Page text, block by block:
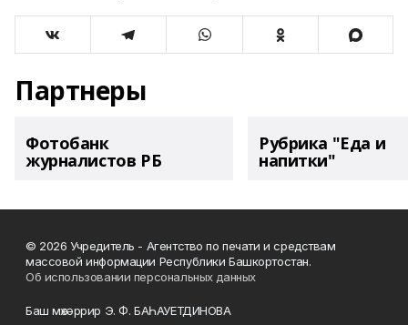
Партнеры
Фотобанк
журналистов РБ
Рубрика "Еда и
напитки"
© 2026 Учредитель - Агентство по печати и средствам
массовой информации Республики Башкортостан.
Об использовании персональных данных
Баш мөхәррир Э. Ф. БАҺАУЕТДИНОВА